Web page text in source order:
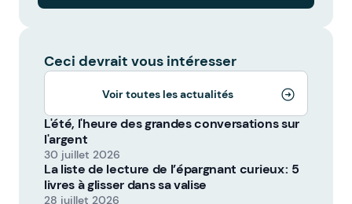
Ceci devrait vous intéresser
Voir toutes les actualités
L'été, l'heure des grandes conversations sur
l'argent
30 juillet 2026
La liste de lecture de l’épargnant curieux : 5
livres à glisser dans sa valise
28 juillet 2026